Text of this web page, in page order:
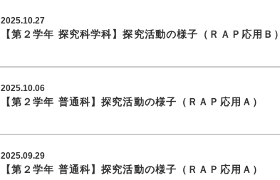
2025.10.27
【第２学年 探究科学科】探究活動の様子（ＲＡＰ応用Ｂ）
2025.10.06
【第２学年 普通科】探究活動の様子（ＲＡＰ応用Ａ）
2025.09.29
【第２学年 普通科】探究活動の様子（ＲＡＰ応用Ａ）